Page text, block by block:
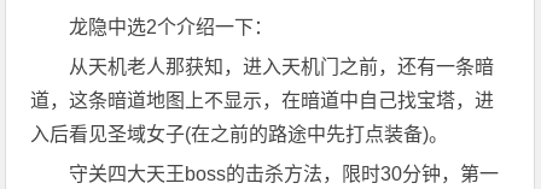
龙隐中选2个介绍一下：
从天机老人那获知，进入天机门之前，还有一条暗
道，这条暗道地图上不显示，在暗道中自己找宝塔，进
入后看见圣域女子(在之前的路途中先打点装备)。
守关四大天王boss的击杀方法，限时30分钟，第一